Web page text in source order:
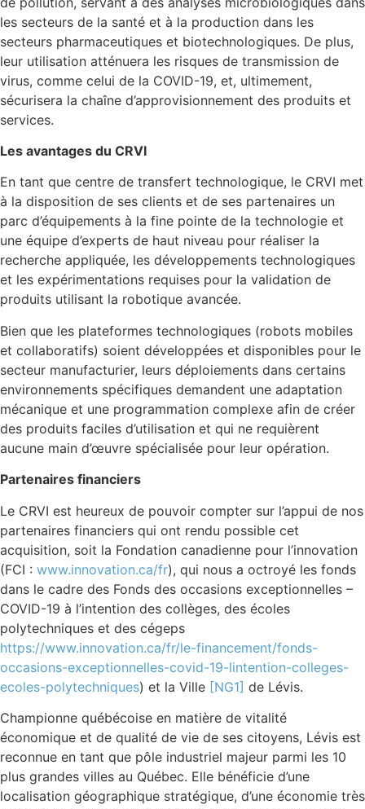
les secteurs de la santé et à la production dans les
secteurs pharmaceutiques et biotechnologiques. De plus,
leur utilisation atténuera les risques de transmission de
virus, comme celui de la COVID-19, et, ultimement,
sécurisera la chaîne d’approvisionnement des produits et
services.
Les avantages du CRVI
En tant que centre de transfert technologique, le CRVI met
à la disposition de ses clients et de ses partenaires un
parc d’équipements à la fine pointe de la technologie et
une équipe d’experts de haut niveau pour réaliser la
recherche appliquée, les développements technologiques
et les expérimentations requises pour la validation de
produits utilisant la robotique avancée.
Bien que les plateformes technologiques (robots mobiles
et collaboratifs) soient développées et disponibles pour le
secteur manufacturier, leurs déploiements dans certains
environnements spécifiques demandent une adaptation
mécanique et une programmation complexe afin de créer
des produits faciles d’utilisation et qui ne requièrent
aucune main d’œuvre spécialisée pour leur opération.
Partenaires financiers
Le CRVI est heureux de pouvoir compter sur l’appui de nos
partenaires financiers qui ont rendu possible cet
acquisition, soit la Fondation canadienne pour l’innovation
(FCI : www.innovation.ca/fr), qui nous a octroyé les fonds
dans le cadre des Fonds des occasions exceptionnelles –
COVID-19 à l’intention des collèges, des écoles
polytechniques et des cégeps
https://www.innovation.ca/fr/le-financement/fonds-
occasions-exceptionnelles-covid-19-lintention-colleges-
ecoles-polytechniques) et la Ville [NG1] de Lévis.
Championne québécoise en matière de vitalité
économique et de qualité de vie de ses citoyens, Lévis est
reconnue en tant que pôle industriel majeur parmi les 10
plus grandes villes au Québec. Elle bénéficie d’une
localisation géographique stratégique, d’une économie très